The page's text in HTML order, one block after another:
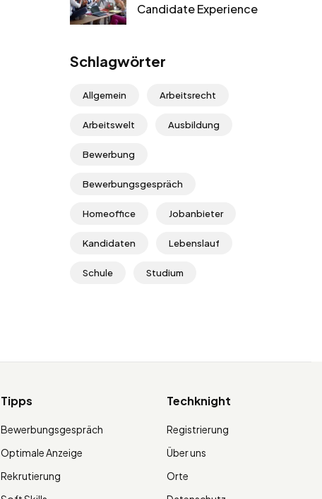
Candidate Experience
Schlagwörter
Allgemein Arbeitsrecht
Arbeitswelt Ausbildung
Bewerbung
Bewerbungsgespräch
Homeoffice Jobanbieter
Kandidaten Lebenslauf
Schule Studium
Tipps
Bewerbungsgespräch
Optimale Anzeige
Rekrutierung
Techknight
Registrierung
Über uns
Orte